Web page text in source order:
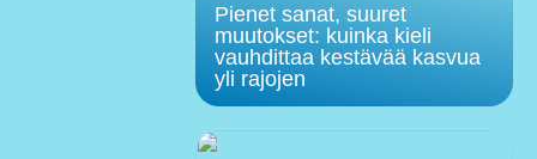
Pienet sanat, suuret
muutokset: kuinka kieli
vauhdittaa kestävää kasvua
yli rajojen